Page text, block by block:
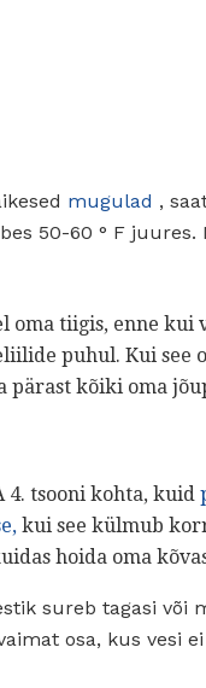
mugulad ,
50-60 ° F
oma tiigis, enne kui
puhul. Kui see
pärast kõiki oma
4. tsooni kohta, kuid
kui see külmub
hoida oma
sureb tagasi
osa, kus vesi